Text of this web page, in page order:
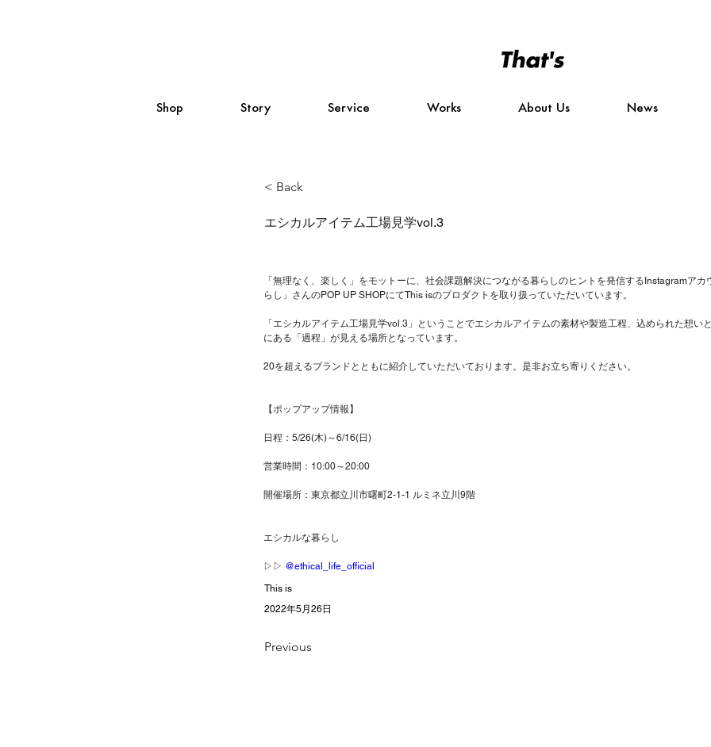
Shop Story Service Works About Us News
< Back
エシカルアイテム工場見学vol.3
「無理なく、楽しく」をモットーに、社会課題解決につながる暮らしのヒントを発信するInstagramアカ
らし」さんのPOP UP SHOPにてThis isのプロダクトを取り扱っていただいています。
「エシカルアイテム工場見学vol.3」ということでエシカルアイテムの素材や製造工程、込められた想い
にある「過程」が見える場所となっています。
20を超えるブランドとともに紹介していただいております。是非お立ち寄りください。
【ポップアップ情報】
日程：5/26(木)～6/16(日)
営業時間：10:00～20:00
開催場所：東京都立川市曙町2-1-1 ルミネ立川9階
エシカルな暮らし
▷▷ @ethical_life_official
This is
2022年5月26日
Previous